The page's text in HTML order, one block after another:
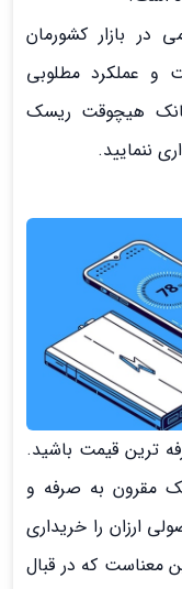
در بازار کشورمان
و عملکرد مطلوبی
هیچوقت ریسک
ننمایید.
ترین قیمت باشید.
مقرون به صرفه و
ارزان را خریداری
معناست که در قبال